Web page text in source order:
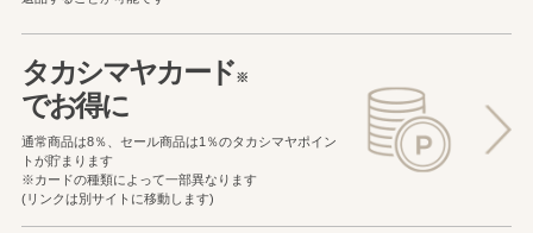
タカシマヤカード※
でお得に
通常商品は8％、セール商品は1％のタカシマヤポイン
トが貯まります
※カードの種類によって一部異なります
(リンクは別サイトに移動します)